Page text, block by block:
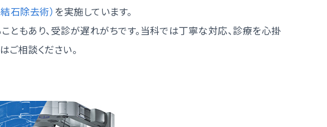
石除去術） を実施しています。
ともあり、受診が遅れがちです。当科では丁寧な対応、診療を心掛
ご相談ください。